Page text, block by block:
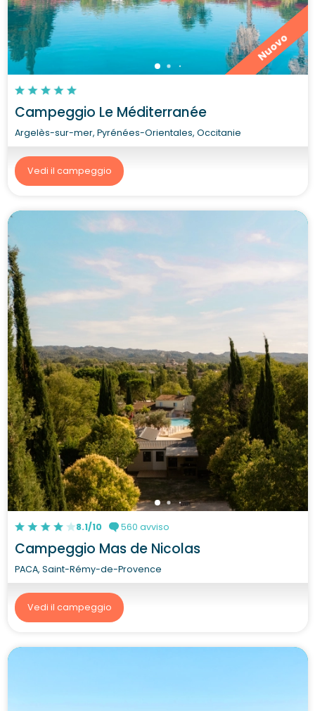
Nuovo
Campeggio Le Méditerranée
Argelès-sur-mer, Pyrénées-Orientales, Occitanie
Vedi il campeggio
8.1/10 560 avviso
Campeggio Mas de Nicolas
PACA, Saint-Rémy-de-Provence
Vedi il campeggio